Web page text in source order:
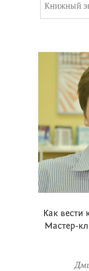
Книжный
Как вести
Мастер-